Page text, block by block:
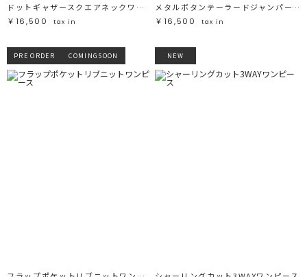
ドットギャザースクエアネックワンピース
￥16,500
tax in
メタルボタンテーラードジャンパースカート
￥16,500
tax in
PRE ORDER COMINGSOON NEW